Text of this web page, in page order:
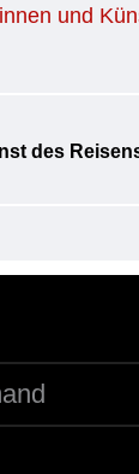
und
des